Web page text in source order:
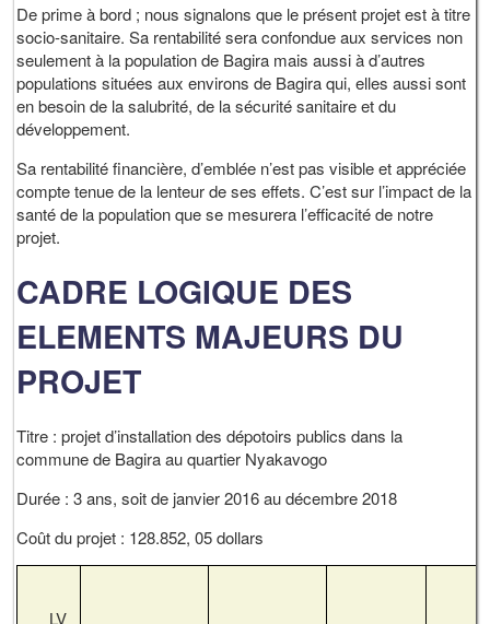
De prime à bord ; nous signalons que le présent projet est à titre
socio-sanitaire. Sa rentabilité sera confondue aux services non
seulement à la population de Bagira mais aussi à d’autres
populations situées aux environs de Bagira qui, elles aussi sont
en besoin de la salubrité, de la sécurité sanitaire et du
développement.
Sa rentabilité financière, d’emblée n’est pas visible et appréciée
compte tenue de la lenteur de ses effets. C’est sur l’impact de la
santé de la population que se mesurera l’efficacité de notre
projet.
CADRE LOGIQUE DES
ELEMENTS MAJEURS DU
PROJET
Titre : projet d’installation des dépotoirs publics dans la
commune de Bagira au quartier Nyakavogo
Durée : 3 ans, soit de janvier 2016 au décembre 2018
Coût du projet : 128.852, 05 dollars
LV